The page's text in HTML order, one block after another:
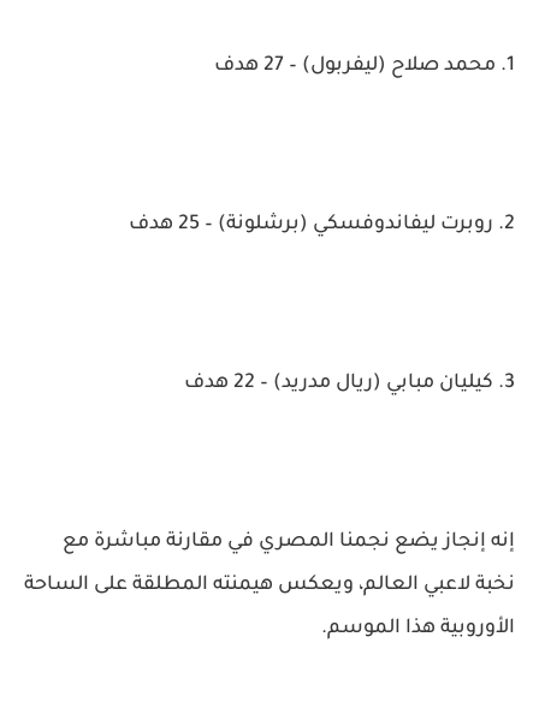
1. محمد صلاح (ليفربول) – 27 هدف
2. روبرت ليفاندوفسكي (برشلونة) – 25 هدف
3. كيليان مبابي (ريال مدريد) – 22 هدف
إنه إنجاز يضع نجمنا المصري في مقارنة مباشرة مع
نخبة لاعبي العالم، ويعكس هيمنته المطلقة على الساحة
الأوروبية هذا الموسم.